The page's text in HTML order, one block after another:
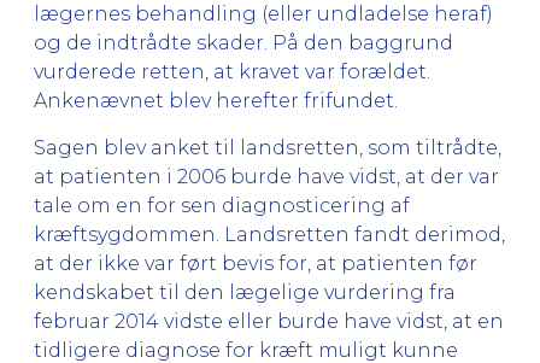
lægernes behandling (eller undladelse heraf)
og de indtrådte skader. På den baggrund
vurderede retten, at kravet var forældet.
Ankenævnet blev herefter frifundet.
Sagen blev anket til landsretten, som tiltrådte,
at patienten i 2006 burde have vidst, at der var
tale om en for sen diagnosticering af
kræftsygdommen. Landsretten fandt derimod,
at der ikke var ført bevis for, at patienten før
kendskabet til den lægelige vurdering fra
februar 2014 vidste eller burde have vidst, at en
tidligere diagnose for kræft muligt kunne